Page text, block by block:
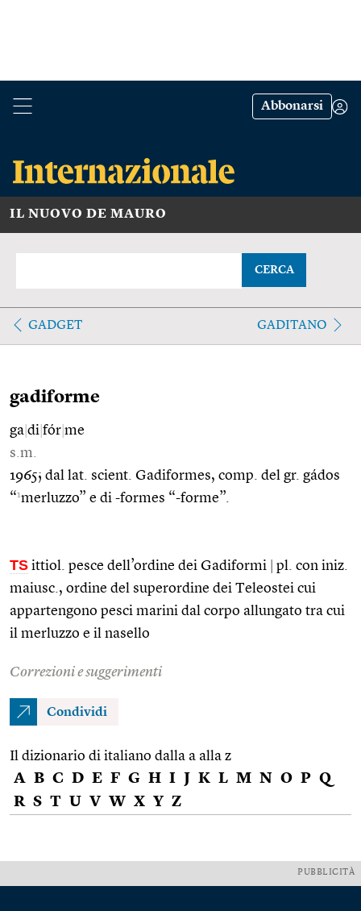
Abbonarsi
IL NUOVO DE MAURO
CERCA
GADGET GADITANO
gadiforme
ga di fór me
s.m.
1965; dal lat. scient. Gadiformes, comp. del gr. gádos
“1merluzzo” e di -formes “-forme”.
TS ittiol. pesce dell’ordine dei Gadiformi
pl. con iniz.
maiusc., ordine del superordine dei Teleostei cui
appartengono pesci marini dal corpo allungato tra cui
il merluzzo e il nasello
Correzioni e suggerimenti
Condividi
Il dizionario di italiano dalla a alla z
A B C D E F G H I J K L M N O P Q
R S T U V W X Y Z
PUBBLICITÀ